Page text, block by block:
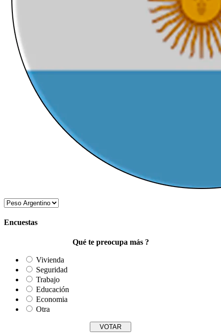
Encuestas
Qué te preocupa más ?
Vivienda
Seguridad
Trabajo
Educación
Economia
Otra